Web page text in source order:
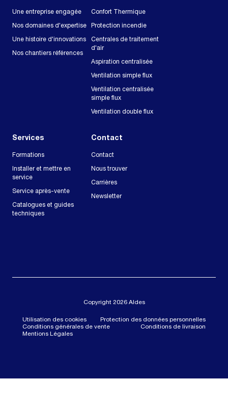
Une entreprise engagée
Nos domaines d'expertise
Une histoire d'innovations
Nos chantiers références
Confort Thermique
Protection incendie
Centrales de traitement
d'air
Aspiration centralisée
Ventilation simple flux
Ventilation centralisée
simple flux
Ventilation double flux
Services
Formations
Installer et mettre en
service
Service après-vente
Catalogues et guides
techniques
Contact
Contact
Nous trouver
Carrières
Newsletter
Copyright 2026 Aldes
Utilisation des cookies
Protection des données personnelles
Conditions générales de vente
Conditions de livraison
Mentions Légales